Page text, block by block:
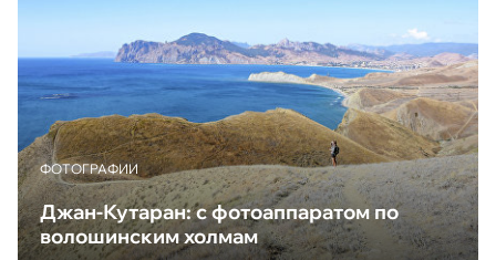
ФОТОГРАФИИ
Джан-Кутаран: с фотоаппаратом по
волошинским холмам